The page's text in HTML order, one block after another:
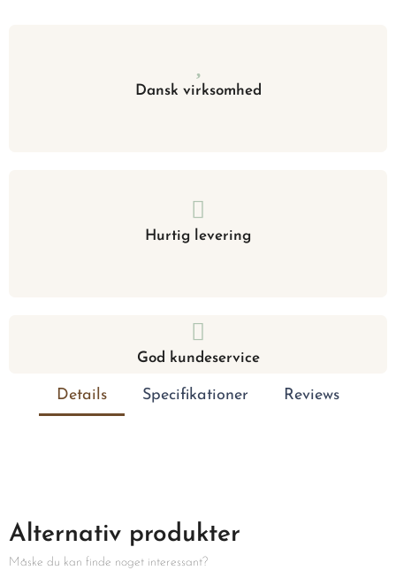
Dansk virksomhed
Hurtig levering
God kundeservice
Details Specifikationer Reviews
Alternativ produkter
Måske du kan finde noget interessant?